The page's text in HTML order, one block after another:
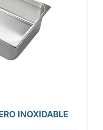
INOXIDABLE